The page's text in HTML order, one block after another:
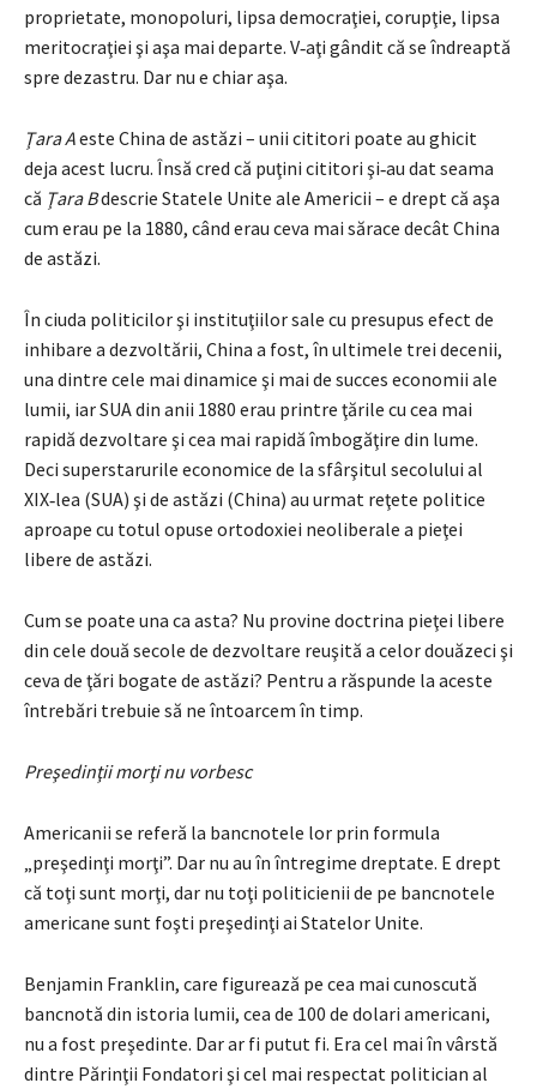
proprietate, mono­poluri, lipsa democraţiei, corupţie, lipsa
meritocraţiei şi aşa mai departe. V‑aţi gândit că se îndreaptă
spre dezastru. Dar nu e chiar aşa.
Ţara Aeste China de astăzi – unii cititori poate au ghicit
deja acest lucru. Însă cred că puţini cititori şi‑au dat seama
că Ţara Bdescrie Statele Unite ale Americii – e drept că aşa
cum erau pe la 1880, când erau ceva mai sărace decât China
de astăzi.
În ciuda politicilor şi instituţiilor sale cu presupus efect de
inhibare a dezvoltării, China a fost, în ultimele trei decenii,
una dintre cele mai dina­mice şi mai de succes economii ale
lumii, iar SUA din anii 1880 erau printre ţările cu cea mai
rapidă dezvoltare şi cea mai rapidă îmbogăţire din lume.
Deci superstarurile economice de la sfârşitul secolului al
XIX‑lea (SUA) şi de astăzi (China) au urmat reţete politice
aproape cu totul opuse ortodoxiei neoliberale a pieţei
libere de astăzi.
Cum se poate una ca asta? Nu provine doctrina pieţei libere
din cele două secole de dezvoltare reuşită a celor douăzeci şi
ceva de ţări bogate de astăzi? Pentru a răspunde la aceste
întrebări trebuie să ne întoarcem în timp.
Preşedinţii morţi nu vorbesc
Americanii se referă la bancnotele lor prin formula
„preşedinţi morţi”. Dar nu au în întregime dreptate. E drept
că toţi sunt morţi, dar nu toţi politicienii de pe bancnotele
americane sunt foşti preşedinţi ai Statelor Unite.
Benjamin Franklin, care figurează pe cea mai cunoscută
bancnotă din istoria lumii, cea de 100 de dolari americani,
nu a fost preşedinte. Dar ar fi putut fi. Era cel mai în vârstă
dintre Părinţii Fondatori şi cel mai respectat politician al